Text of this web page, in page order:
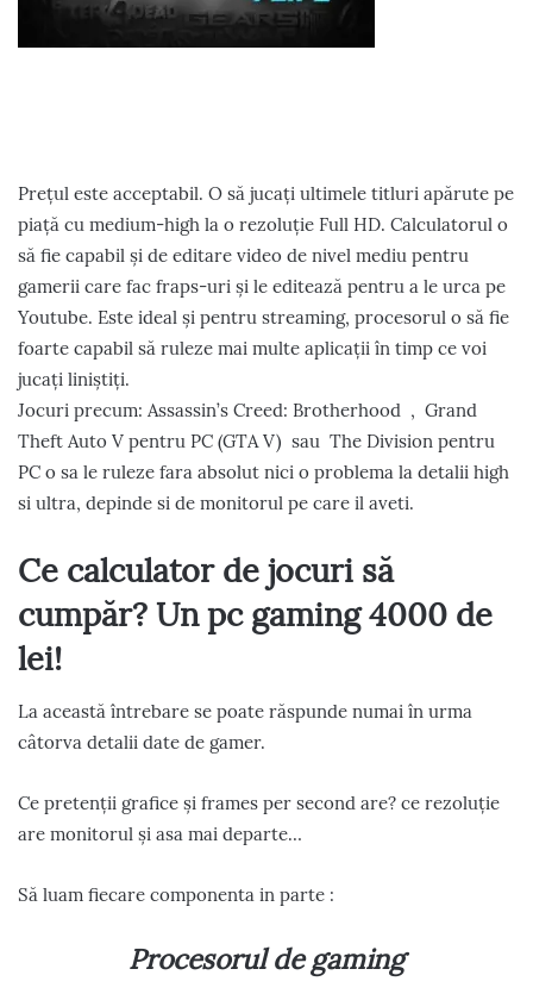
Prețul este acceptabil. O să jucați ultimele titluri apărute pe
piață cu medium-high la o rezoluție Full HD. Calculatorul o
să fie capabil și de editare video de nivel mediu pentru
gamerii care fac fraps-uri și le editează pentru a le urca pe
Youtube. Este ideal și pentru streaming, procesorul o să fie
foarte capabil să ruleze mai multe aplicații în timp ce voi
jucați liniștiți.
Jocuri precum: Assassin’s Creed: Brotherhood , Grand
Theft Auto V pentru PC (GTA V) sau The Division pentru
PC o sa le ruleze fara absolut nici o problema la detalii high
si ultra, depinde si de monitorul pe care il aveti.
Ce calculator de jocuri să
cumpăr? Un pc gaming 4000 de
lei!
La această întrebare se poate răspunde numai în urma
câtorva detalii date de gamer.
Ce pretenții grafice și frames per second are? ce rezoluție
are monitorul și asa mai departe…
Să luam fiecare componenta in parte :
Procesorul de gaming